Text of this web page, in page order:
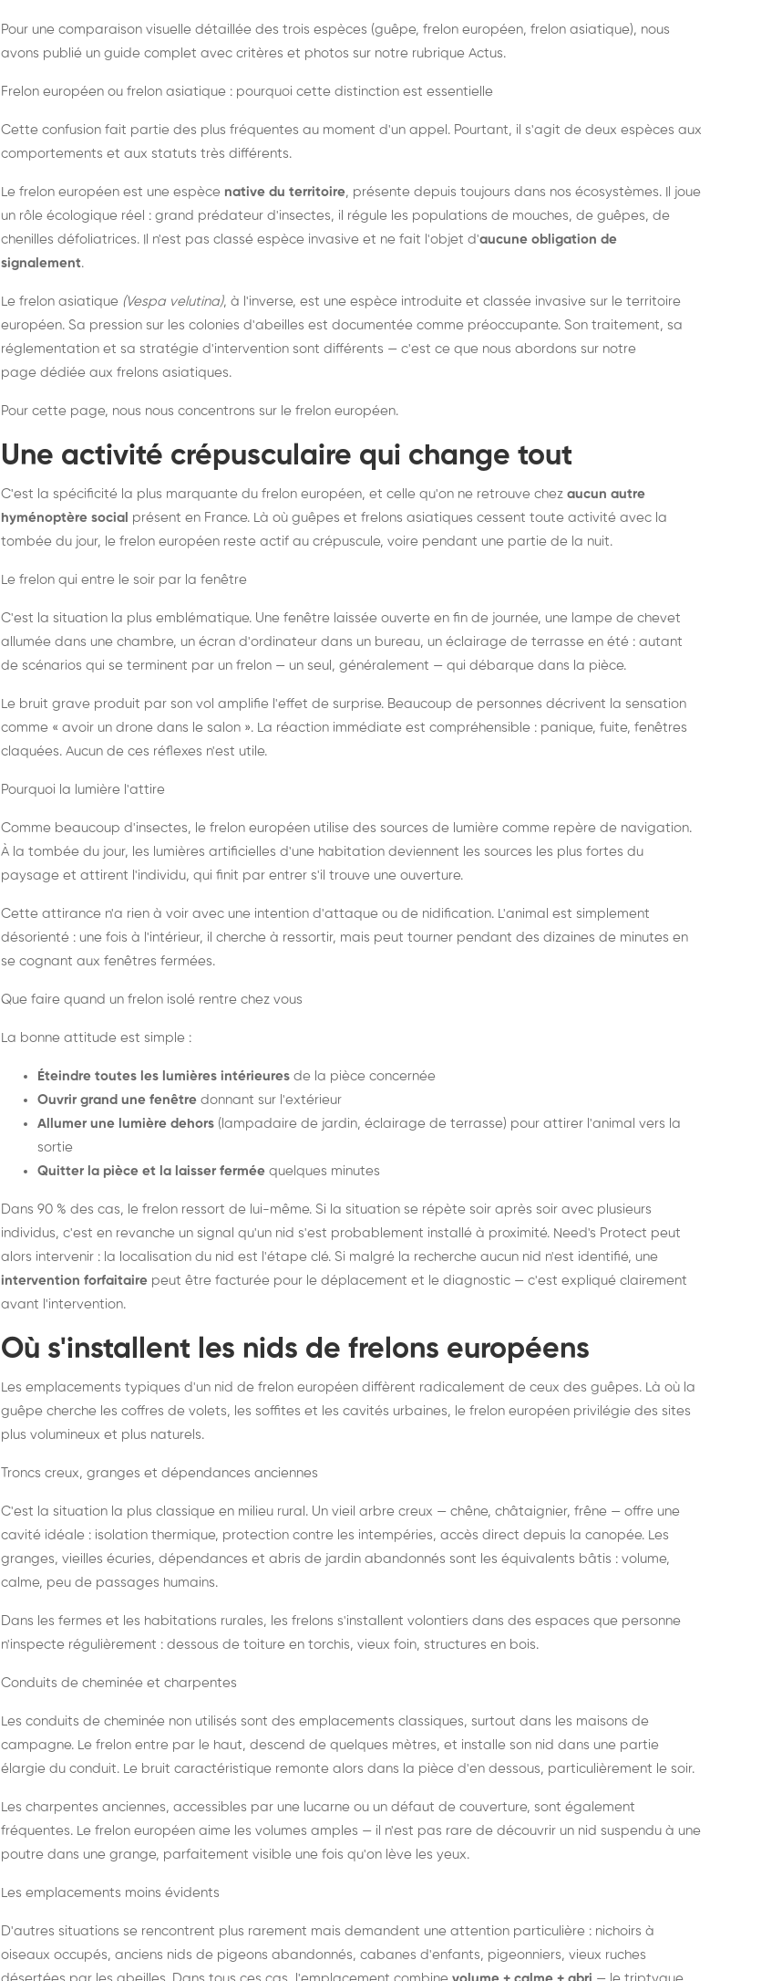
Pour une comparaison visuelle détaillée des trois espèces (guêpe, frelon européen, frelon asiatique), nous
avons publié un guide complet avec critères et photos sur notre rubrique Actus.
Frelon européen ou frelon asiatique : pourquoi cette distinction est essentielle
Cette confusion fait partie des plus fréquentes au moment d'un appel. Pourtant, il s'agit de deux espèces aux
comportements et aux statuts très différents.
Le frelon européen est une espèce native du territoire, présente depuis toujours dans nos écosystèmes. Il joue
un rôle écologique réel : grand prédateur d'insectes, il régule les populations de mouches, de guêpes, de
chenilles défoliatrices. Il n'est pas classé espèce invasive et ne fait l'objet d'aucune obligation de
signalement.
Le frelon asiatique (Vespa velutina), à l'inverse, est une espèce introduite et classée invasive sur le territoire
européen. Sa pression sur les colonies d'abeilles est documentée comme préoccupante. Son traitement, sa
réglementation et sa stratégie d'intervention sont différents — c'est ce que nous abordons sur notre
page dédiée aux frelons asiatiques.
Pour cette page, nous nous concentrons sur le frelon européen.
Une activité crépusculaire qui change tout
C'est la spécificité la plus marquante du frelon européen, et celle qu'on ne retrouve chez aucun autre
hyménoptère social présent en France. Là où guêpes et frelons asiatiques cessent toute activité avec la
tombée du jour, le frelon européen reste actif au crépuscule, voire pendant une partie de la nuit.
Le frelon qui entre le soir par la fenêtre
C'est la situation la plus emblématique. Une fenêtre laissée ouverte en fin de journée, une lampe de chevet
allumée dans une chambre, un écran d'ordinateur dans un bureau, un éclairage de terrasse en été : autant
de scénarios qui se terminent par un frelon — un seul, généralement — qui débarque dans la pièce.
Le bruit grave produit par son vol amplifie l'effet de surprise. Beaucoup de personnes décrivent la sensation
comme « avoir un drone dans le salon ». La réaction immédiate est compréhensible : panique, fuite, fenêtres
claquées. Aucun de ces réflexes n'est utile.
Pourquoi la lumière l'attire
Comme beaucoup d'insectes, le frelon européen utilise des sources de lumière comme repère de navigation.
À la tombée du jour, les lumières artificielles d'une habitation deviennent les sources les plus fortes du
paysage et attirent l'individu, qui finit par entrer s'il trouve une ouverture.
Cette attirance n'a rien à voir avec une intention d'attaque ou de nidification. L'animal est simplement
désorienté : une fois à l'intérieur, il cherche à ressortir, mais peut tourner pendant des dizaines de minutes en
se cognant aux fenêtres fermées.
Que faire quand un frelon isolé rentre chez vous
La bonne attitude est simple :
Éteindre toutes les lumières intérieures de la pièce concernée
Ouvrir grand une fenêtre donnant sur l'extérieur
Allumer une lumière dehors (lampadaire de jardin, éclairage de terrasse) pour attirer l'animal vers la
sortie
Quitter la pièce et la laisser fermée quelques minutes
Dans 90 % des cas, le frelon ressort de lui-même. Si la situation se répète soir après soir avec plusieurs
individus, c'est en revanche un signal qu'un nid s'est probablement installé à proximité. Need's Protect peut
alors intervenir : la localisation du nid est l'étape clé. Si malgré la recherche aucun nid n'est identifié, une
intervention forfaitaire peut être facturée pour le déplacement et le diagnostic — c'est expliqué clairement
avant l'intervention.
Où s'installent les nids de frelons européens
Les emplacements typiques d'un nid de frelon européen diffèrent radicalement de ceux des guêpes. Là où la
guêpe cherche les coffres de volets, les soffites et les cavités urbaines, le frelon européen privilégie des sites
plus volumineux et plus naturels.
Troncs creux, granges et dépendances anciennes
C'est la situation la plus classique en milieu rural. Un vieil arbre creux — chêne, châtaignier, frêne — offre une
cavité idéale : isolation thermique, protection contre les intempéries, accès direct depuis la canopée. Les
granges, vieilles écuries, dépendances et abris de jardin abandonnés sont les équivalents bâtis : volume,
calme, peu de passages humains.
Dans les fermes et les habitations rurales, les frelons s'installent volontiers dans des espaces que personne
n'inspecte régulièrement : dessous de toiture en torchis, vieux foin, structures en bois.
Conduits de cheminée et charpentes
Les conduits de cheminée non utilisés sont des emplacements classiques, surtout dans les maisons de
campagne. Le frelon entre par le haut, descend de quelques mètres, et installe son nid dans une partie
élargie du conduit. Le bruit caractéristique remonte alors dans la pièce d'en dessous, particulièrement le soir.
Les charpentes anciennes, accessibles par une lucarne ou un défaut de couverture, sont également
fréquentes. Le frelon européen aime les volumes amples — il n'est pas rare de découvrir un nid suspendu à une
poutre dans une grange, parfaitement visible une fois qu'on lève les yeux.
Les emplacements moins évidents
D'autres situations se rencontrent plus rarement mais demandent une attention particulière : nichoirs à
oiseaux occupés, anciens nids de pigeons abandonnés, cabanes d'enfants, pigeonniers, vieux ruches